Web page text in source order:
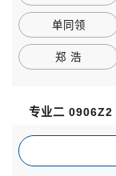
单同领
郑 浩
专业二 0906Z2